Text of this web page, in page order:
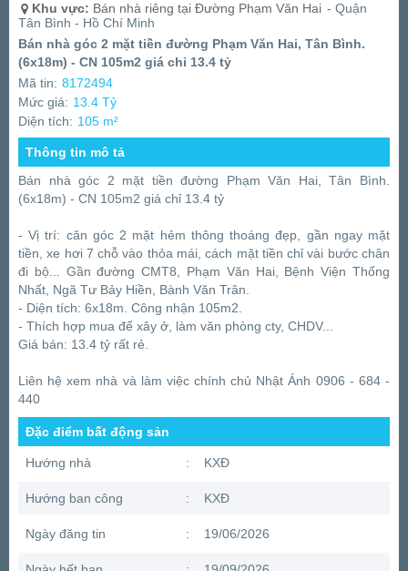
Khu vực: Bán nhà riêng tại Đường Phạm Văn Hai - Quận
Tân Bình - Hồ Chí Minh
Bán nhà góc 2 mặt tiền đường Phạm Văn Hai, Tân Bình.
(6x18m) - CN 105m2 giá chỉ 13.4 tỷ
Mã tin: 8172494
Mức giá: 13.4 Tỷ
Diện tích: 105 m²
Thông tin mô tả
Bán nhà góc 2 mặt tiền đường Phạm Văn Hai, Tân Bình.
(6x18m) - CN 105m2 giá chỉ 13.4 tỷ
- Vị trí: căn góc 2 mặt hẻm thông thoáng đẹp, gần ngay mặt
tiền, xe hơi 7 chỗ vào thỏa mái, cách mặt tiền chỉ vài bước chân
đi bộ... Gần đường CMT8, Phạm Văn Hai, Bệnh Viện Thống
Nhất, Ngã Tư Bảy Hiền, Bành Văn Trân.
- Diện tích: 6x18m. Công nhận 105m2.
- Thích hợp mua để xây ở, làm văn phòng cty, CHDV...
Giá bán: 13.4 tỷ rất rẻ.
Liên hệ xem nhà và làm việc chính chủ Nhật Ánh 0906 - 684 -
440
Đặc điểm bất động sản
Hướng nhà : KXĐ
Hướng ban công : KXĐ
Ngày đăng tin : 19/06/2026